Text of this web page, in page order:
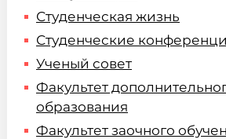
Студенческая жизнь
Студенческие
Ученый совет
Факультет
образования
Факультет заочного